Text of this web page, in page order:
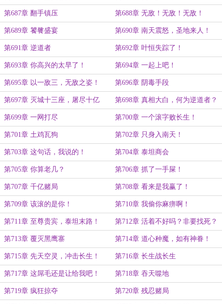
第687章 翻手镇压 第688章 无敌！无敌！无敌！
第689章 饕餮盛宴 第690章 南天震怒，圣地来人！
第691章 逆道者 第692章 叶恒失踪了！
第693章 你高兴的太早了！ 第694章 一起上吧！
第695章 以一敌三，无敌之姿！ 第696章 阴毒手段
第697章 灭城十三座，屠尽十亿
人！
第698章 真相大白，何为逆道者？
第699章 一网打尽 第700章 一个滚字败长生！
第701章 土鸡瓦狗 第702章 只身入南天！
第703章 这句话，我说的！ 第704章 泰坦商会
第705章 你算老几？ 第706章 抓了一手屎！
第707章 千亿赌局 第708章 看来是我赢了！
第709章 该滚的是你！ 第710章 我偷你麻痹啊！
第711章 至尊贵宾，泰坦末路！ 第712章 活着不好吗？非要找死？
第713章 覆灭黑鹰寨 第714章 道心种魔，如有神眷！
第715章 先天空灵，冲击长生！ 第716章 长生战长生
第717章 这屌毛还是让给我吧！ 第718章 吞天噬地
第719章 疯狂掠夺 第720章 残忍赌局